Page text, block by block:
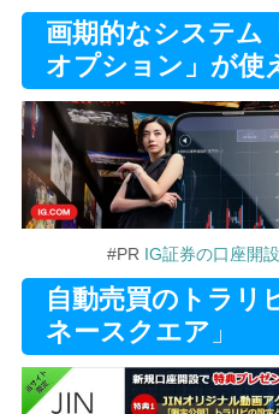
画期的なシステム
オプション」が使
#PR IG証券の口座開
自動売買のトラリ
ネースクエア 」